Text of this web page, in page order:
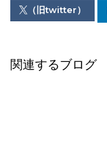
（旧twitter）
関連するブログ